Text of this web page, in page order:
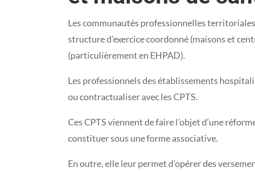
Les communautés professionnelles
structure d’exercice coordonné (maisons et
(particulièrement en EHPAD).
Les professionnels des établissements
ou contractualiser avec les CPTS.
Ces CPTS viennent de faire l’objet d’une
constituer sous une forme associative.
En outre, elle leur permet d’opérer des